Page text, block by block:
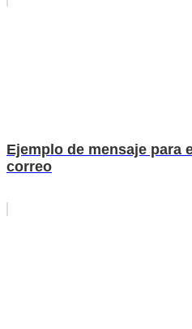
Ejemplo de mensaje para
correo